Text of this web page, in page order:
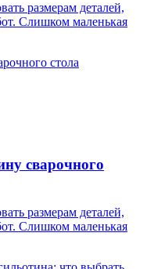
размерам деталей,
Слишком маленькая
сварочного
размерам деталей,
Слишком маленькая